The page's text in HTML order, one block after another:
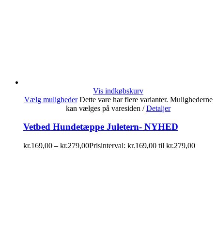
Vis indkøbskurv
Vælg muligheder Dette vare har flere varianter. Mulighederne
kan vælges på varesiden / Detaljer
Vetbed Hundetæppe Juletern- NYHED
kr.169,00 – kr.279,00Prisinterval: kr.169,00 til kr.279,00